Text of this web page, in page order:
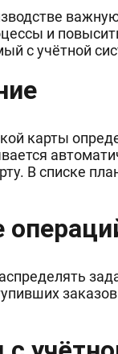
и
с учётной
карты
В списке